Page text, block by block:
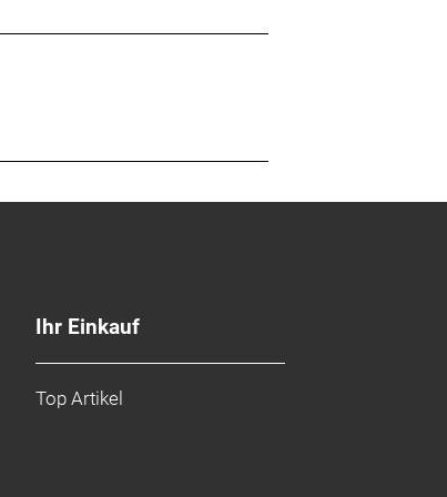
Ihr Einkauf
Top Artikel